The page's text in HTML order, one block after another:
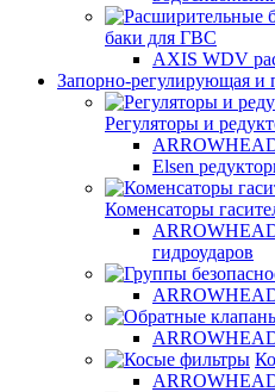
баки для ГВС
AXIS WDV
Запорно-регулирующая и
Регуляторы и
Elsen
Коменсаторы
гидроударов